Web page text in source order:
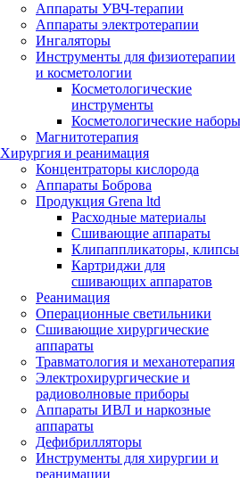
Аппараты УВЧ-терапии
Аппараты электротерапии
Ингаляторы
Инструменты для физиотерапии
и косметологии
Косметологические
инструменты
Косметологические наборы
Магнитотерапия
Хирургия и реанимация
Концентраторы кислорода
Аппараты Боброва
Продукция Grena ltd
Расходные материалы
Сшивающие аппараты
Клипаппликаторы, клипсы
Картриджи для
сшивающих аппаратов
Реанимация
Операционные светильники
Сшивающие хирургические
аппараты
Травматология и механотерапия
Электрохирургические и
радиоволновые приборы
Аппараты ИВЛ и наркозные
аппараты
Дефибрилляторы
Инструменты для хирургии и
реанимации